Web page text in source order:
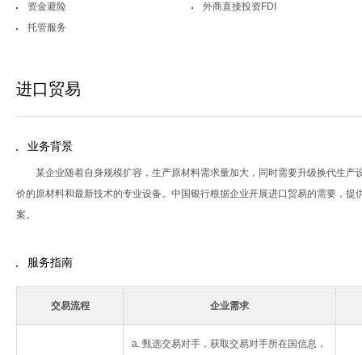
资金避险
外商直接投资FDI
托管服务
进口贸易
业务背景
某企业随着自身规模扩容，生产原材料需求量加大，同时需要升级换代生产
价的原材料和最新技术的专业设备。中国银行根据企业开展进口贸易的需要，提
案。
服务指南
交易流程 企业需求
a. 甄选交易对手，获取交易对手所在国信息，